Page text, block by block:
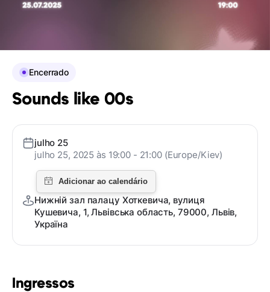
Ingressos
Encerrado
Sounds like 00s
julho 25
julho 25, 2025 às 19:00 - 21:00 (Europe/Kiev)
Нижній зал палацу Хоткевича, вулиця
Кушевича, 1, Львівська область, 79000, Львів,
Україна